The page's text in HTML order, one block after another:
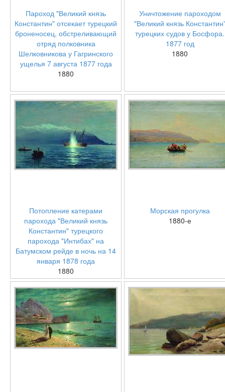
Пароход "Великий князь
Константин" отсекает турецкий
броненосец, обстреливающий
отряд полковника
Шелковникова у Гагринского
ущелья 7 августа 1877 года
1880
Уничтожение пароходом
"Великий князь
турецких судов у Босфора.
1877 год
1880
Потопление катерами
парохода "Великий князь
Константин" турецкого
парохода "Интибах" на
Батумском рейде в ночь на 14
января 1878 года
1880
Морская прогулка
1880-е